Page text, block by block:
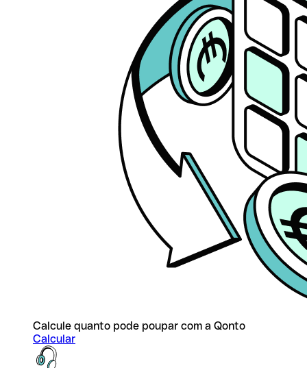
Calcule quanto pode poupar com a Qonto
Calcular